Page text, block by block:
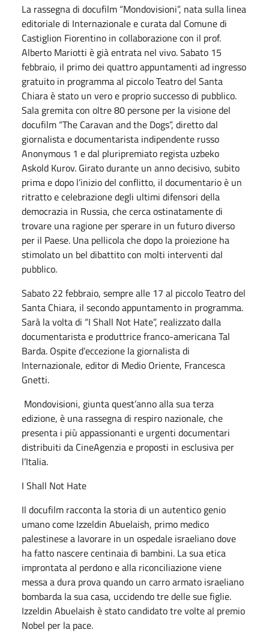
La rassegna di docufilm “Mondovisioni”, nata sulla linea
editoriale di Internazionale e curata dal Comune di
Castiglion Fiorentino in collaborazione con il prof.
Alberto Mariotti è già entrata nel vivo. Sabato 15
febbraio, il primo dei quattro appuntamenti ad ingresso
gratuito in programma al piccolo Teatro del Santa
Chiara è stato un vero e proprio successo di pubblico.
Sala gremita con oltre 80 persone per la visione del
docufilm “The Caravan and the Dogs”, diretto dal
giornalista e documentarista indipendente russo
Anonymous 1 e dal pluripremiato regista uzbeko
Askold Kurov. Girato durante un anno decisivo, subito
prima e dopo l’inizio del conflitto, il documentario è un
ritratto e celebrazione degli ultimi difensori della
democrazia in Russia, che cerca ostinatamente di
trovare una ragione per sperare in un futuro diverso
per il Paese. Una pellicola che dopo la proiezione ha
stimolato un bel dibattito con molti interventi dal
pubblico.
Sabato 22 febbraio, sempre alle 17 al piccolo Teatro del
Santa Chiara, il secondo appuntamento in programma.
Sarà la volta di “I Shall Not Hate”, realizzato dalla
documentarista e produttrice franco-americana Tal
Barda. Ospite d’eccezione la giornalista di
Internazionale, editor di Medio Oriente, Francesca
Gnetti.
Mondovisioni, giunta quest’anno alla sua terza
edizione, è una rassegna di respiro nazionale, che
presenta i più appassionanti e urgenti documentari
distribuiti da CineAgenzia e proposti in esclusiva per
l’Italia.
I Shall Not Hate
Il docufilm racconta la storia di un autentico genio
umano come Izzeldin Abuelaish, primo medico
palestinese a lavorare in un ospedale israeliano dove
ha fatto nascere centinaia di bambini. La sua etica
improntata al perdono e alla riconciliazione viene
messa a dura prova quando un carro armato israeliano
bombarda la sua casa, uccidendo tre delle sue figlie.
Izzeldin Abuelaish è stato candidato tre volte al premio
Nobel per la pace.